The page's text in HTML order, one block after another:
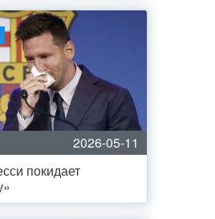
2026-05-11
покидает